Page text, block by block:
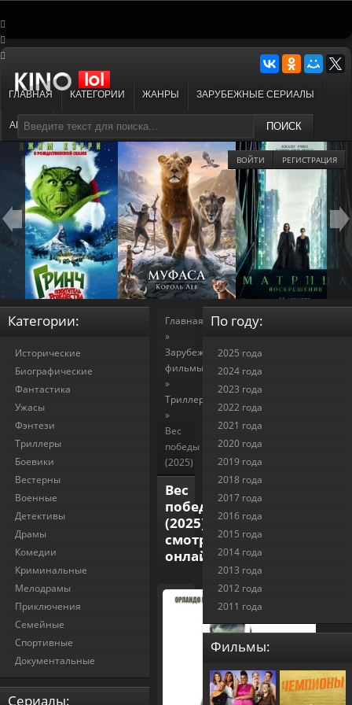
ПОИСК
ВОЙТИ РЕГИСТРАЦИЯ
ГЛАВНАЯ КАТЕГОРИИ ЖАНРЫ ЗАРУБЕЖНЫЕ СЕРИАЛЫ
АНИМЕ МУЛЬТФИЛЬМЫ
Главная
»
Зарубежные
фильмы
»
Триллеры
»
Вес
победы
(2025)
Вес
победы
(2025)
смотреть
онлайн
Категории:
Исторические
Биографические
Фантастика
Ужасы
Фэнтези
Триллеры
Боевики
Вестерны
Военные
Детективы
Драмы
Комедии
Криминальные
Мелодрамы
Приключения
Семейные
Спортивные
Документальные
Cериалы:
По году:
2025 года
2024 года
2023 года
2022 года
2021 года
2020 года
2019 года
2018 года
2017 года
2016 года
2015 года
2014 года
2013 года
2012 года
2011 года
Фильмы: